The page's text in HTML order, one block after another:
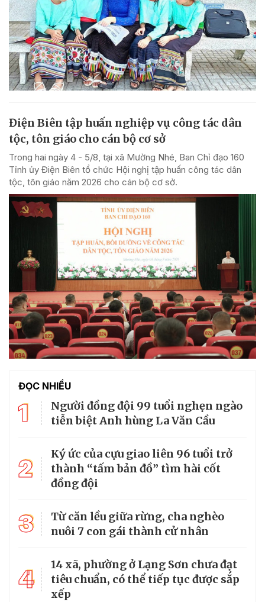
Điện Biên tập huấn nghiệp vụ công tác dân
tộc, tôn giáo cho cán bộ cơ sở
Trong hai ngày 4 - 5/8, tại xã Mường Nhé, Ban Chỉ đạo 160
Tỉnh ủy Điện Biên tổ chức Hội nghị tập huấn công tác dân
tộc, tôn giáo năm 2026 cho cán bộ cơ sở.
ĐỌC NHIỀU
1
Người đồng đội 99 tuổi nghẹn ngào
tiễn biệt Anh hùng La Văn Cầu
2
Ký ức của cựu giao liên 96 tuổi trở
thành “tấm bản đồ” tìm hài cốt
đồng đội
3
Từ căn lều giữa rừng, cha nghèo
nuôi 7 con gái thành cử nhân
4
14 xã, phường ở Lạng Sơn chưa đạt
tiêu chuẩn, có thể tiếp tục được sắp
xếp